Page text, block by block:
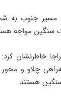
مسیر جنوب به
سنگین مواجه
خاطرنشان
چلاو و محور
هستند.